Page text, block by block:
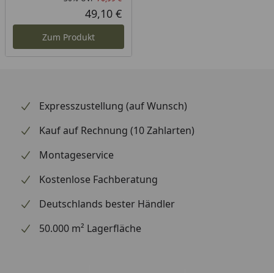
Rabatt in Prozent
Ursprünglicher Preis
Aktueller Preis
49,10 €
Zum Produkt
Expresszustellung (auf Wunsch)
Kauf auf Rechnung (10 Zahlarten)
Montageservice
Kostenlose Fachberatung
Deutschlands bester Händler
50.000 m² Lagerfläche